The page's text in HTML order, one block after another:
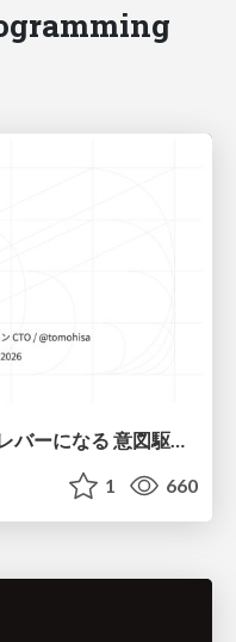
1 660